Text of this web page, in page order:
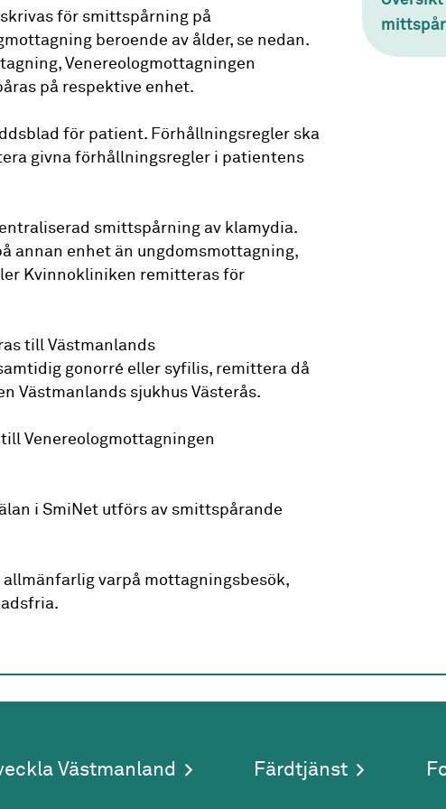
för smittspårning på
beroende av ålder, se nedan.
Venereologmottagningen
på respektive enhet.
för patient. Förhållningsregler ska
givna förhållningsregler i patientens
smittspårning av klamydia.
annan enhet än ungdomsmottagning,
Kvinnokliniken remitteras för
till Västmanlands
gonorré eller syfilis, remittera då
Västmanlands sjukhus Västerås.
Venereologmottagningen
i SmiNet utförs av smittspårande
varpå mottagningsbesök,
Västmanland Färdtjänst